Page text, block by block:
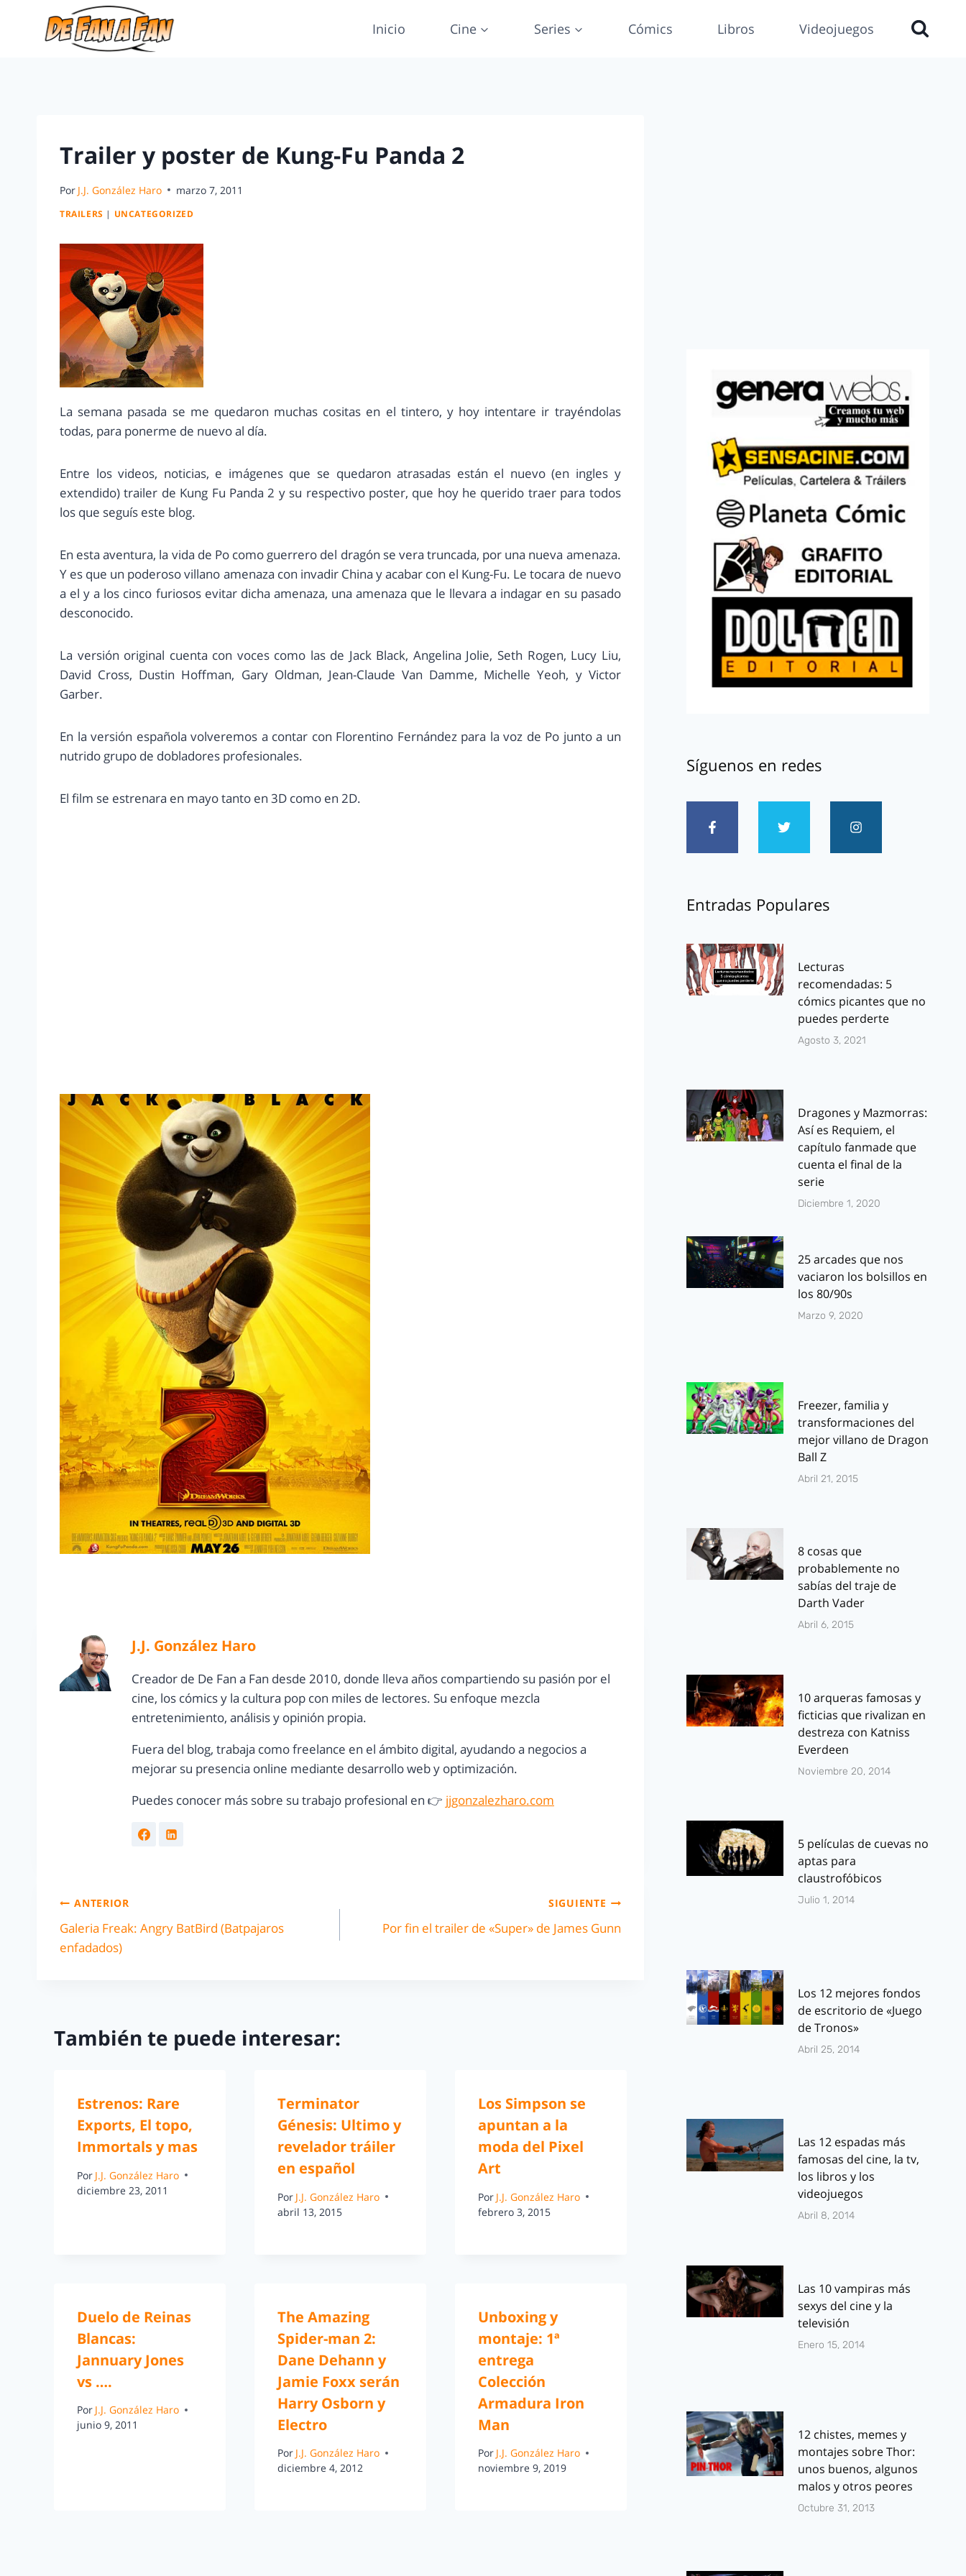
Inicio Cine Series Cómics Libros Videojuegos
Trailer y poster de Kung-Fu Panda 2
Por J.J. González Haro marzo 7, 2011
TRAILERS | UNCATEGORIZED
La semana pasada se me quedaron muchas cositas en el tintero, y hoy intentare ir trayéndolas
todas, para ponerme de nuevo al día.
Entre los videos, noticias, e imágenes que se quedaron atrasadas están el nuevo (en ingles y
extendido) trailer de Kung Fu Panda 2 y su respectivo poster, que hoy he querido traer para todos
los que seguís este blog.
En esta aventura, la vida de Po como guerrero del dragón se vera truncada, por una nueva amenaza.
Y es que un poderoso villano amenaza con invadir China y acabar con el Kung-Fu. Le tocara de nuevo
a el y a los cinco furiosos evitar dicha amenaza, una amenaza que le llevara a indagar en su pasado
desconocido.
La versión original cuenta con voces como las de Jack Black, Angelina Jolie, Seth Rogen, Lucy Liu,
David Cross, Dustin Hoffman, Gary Oldman, Jean-Claude Van Damme, Michelle Yeoh, y Victor
Garber.
En la versión española volveremos a contar con Florentino Fernández para la voz de Po junto a un
nutrido grupo de dobladores profesionales.
El film se estrenara en mayo tanto en 3D como en 2D.
J.J. González Haro
Creador de De Fan a Fan desde 2010, donde lleva años compartiendo su pasión por el
cine, los cómics y la cultura pop con miles de lectores. Su enfoque mezcla
entretenimiento, análisis y opinión propia.
Fuera del blog, trabaja como freelance en el ámbito digital, ayudando a negocios a
mejorar su presencia online mediante desarrollo web y optimización.
Puedes conocer más sobre su trabajo profesional en 👉 jjgonzalezharo.com
ANTERIOR
Galeria Freak: Angry BatBird (Batpajaros
enfadados)
SIGUIENTE
Por fin el trailer de «Super» de James Gunn
También te puede interesar:
Estrenos: Rare
Exports, El topo,
Immortals y mas
Por J.J. González Haro
diciembre 23, 2011
Terminator
Génesis: Ultimo y
revelador tráiler
en español
Por J.J. González Haro
abril 13, 2015
Los Simpson se
apuntan a la
moda del Pixel
Art
Por J.J. González Haro
febrero 3, 2015
Duelo de Reinas
Blancas:
Jannuary Jones
vs ….
Por J.J. González Haro
junio 9, 2011
The Amazing
Spider-man 2:
Dane Dehann y
Jamie Foxx serán
Harry Osborn y
Electro
Por J.J. González Haro
diciembre 4, 2012
Unboxing y
montaje: 1ª
entrega
Colección
Armadura Iron
Man
Por J.J. González Haro
noviembre 9, 2019
Síguenos en redes
Entradas Populares
Lecturas
recomendadas: 5
cómics picantes que no
puedes perderte
Agosto 3, 2021
Dragones y Mazmorras:
Así es Requiem, el
capítulo fanmade que
cuenta el final de la
serie
Diciembre 1, 2020
25 arcades que nos
vaciaron los bolsillos en
los 80/90s
Marzo 9, 2020
Freezer, familia y
transformaciones del
mejor villano de Dragon
Ball Z
Abril 21, 2015
8 cosas que
probablemente no
sabías del traje de
Darth Vader
Abril 6, 2015
10 arqueras famosas y
ficticias que rivalizan en
destreza con Katniss
Everdeen
Noviembre 20, 2014
5 películas de cuevas no
aptas para
claustrofóbicos
Julio 1, 2014
Los 12 mejores fondos
de escritorio de «Juego
de Tronos»
Abril 25, 2014
Las 12 espadas más
famosas del cine, la tv,
los libros y los
videojuegos
Abril 8, 2014
Las 10 vampiras más
sexys del cine y la
televisión
Enero 15, 2014
12 chistes, memes y
montajes sobre Thor:
unos buenos, algunos
malos y otros peores
Octubre 31, 2013